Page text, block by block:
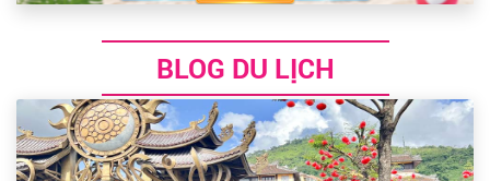
BLOG DU LỊCH